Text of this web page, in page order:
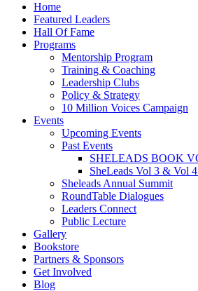
Home
Featured Leaders
Hall Of Fame
Programs
Mentorship Program
Training & Coaching
Leadership Clubs
Policy & Strategy
10 Million Voices Campaign
Events
Upcoming Events
Past Events
SHELEADS BOOK
SheLeads Vol 3 & Vol
Sheleads Annual Summit
RoundTable Dialogues
Leaders Connect
Public Lecture
Gallery
Bookstore
Partners & Sponsors
Get Involved
Blog